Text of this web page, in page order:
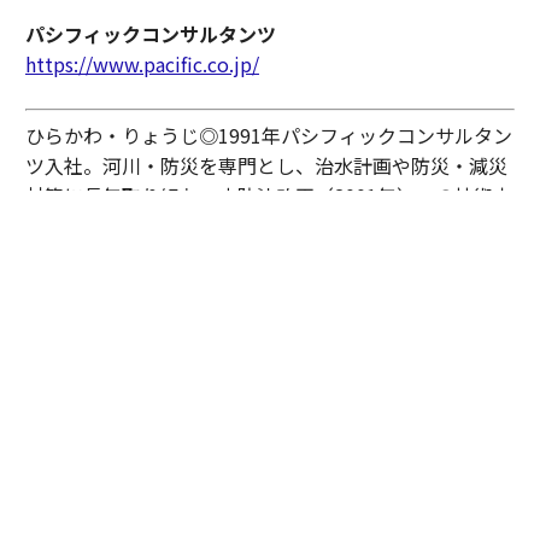
パシフィックコンサルタンツ
https://www.pacific.co.jp/
ひらかわ・りょうじ◎1991年パシフィックコンサルタン
ツ入社。河川・防災を専門とし、治水計画や防災・減災
対策に長年取り組む。水防法改正（2001年）への技術支